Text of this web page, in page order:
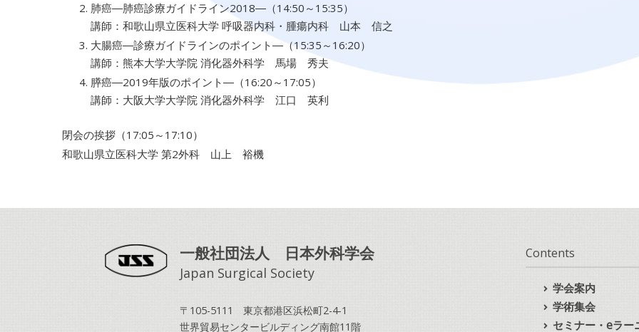
肺癌―肺癌診療ガイドライン2018―（14:50～15:35）
講師：和歌山県立医科大学 呼吸器内科・腫瘍内科 山本 信之
大腸癌―診療ガイドラインのポイント―（15:35～16:20）
講師：熊本大学大学院 消化器外科学 馬場 秀夫
膵癌―2019年版のポイント―（16:20～17:05）
講師：大阪大学大学院 消化器外科学 江口 英利
閉会の挨拶（17:05～17:10）
和歌山県立医科大学 第2外科 山上 裕機
一般社団法人 日本外科学会
Japan Surgical Society
〒105-5111 東京都港区浜松町2-4-1
世界貿易センタービルディング南館11階
Contents
学会案内
学術集会
セミナー・eラー